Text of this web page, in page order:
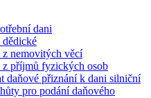
dani
nemovitých věcí
příjmů fyzických osob
daňové přiznání k dani silniční
pro podání daňového